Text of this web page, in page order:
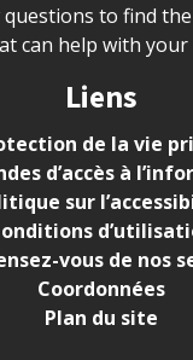
to find
can help with your
Liens
de la vie
d’accès à
sur
vous de nos
Coordonnées
Plan du site